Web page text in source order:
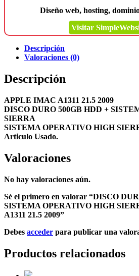
Diseño web, hosting,
Visitar
Descripción
Valoraciones (0)
Descripción
APPLE IMAC A1311 21.5 2009
DISCO DURO 500GB HDD +
SIERRA
SISTEMA OPERATIVO HIGH
Articulo Usado.
Valoraciones
No hay valoraciones aún.
Sé el primero en valorar “DISCO
SISTEMA OPERATIVO HIGH
A1311 21.5 2009”
Debes acceder para publicar una
Productos relacionados